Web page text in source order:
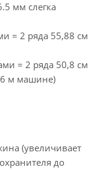
мм слегка
= 2 ряда 55,88 см
= 2 ряда 50,8 см
м машине)
(увеличивает
до